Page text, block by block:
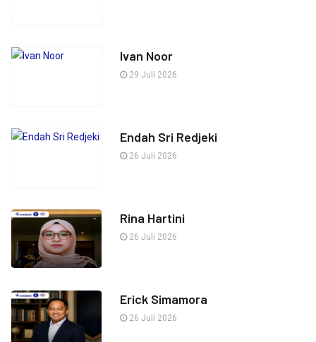
Ivan Noor
29 Juli 2026
Endah Sri Redjeki
26 Juli 2026
Rina Hartini
26 Juli 2026
Erick Simamora
26 Juli 2026